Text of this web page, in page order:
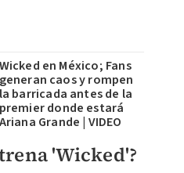
Wicked en México; Fans
generan caos y rompen
la barricada antes de la
premier donde estará
Ariana Grande | VIDEO
'Wicked'?